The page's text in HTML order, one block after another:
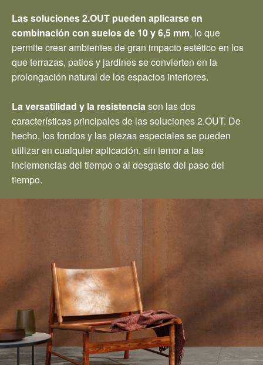
Las soluciones 2.OUT pueden aplicarse en
combinación con suelos de 10 y 6,5 mm, lo que
permite crear ambientes de gran impacto estético en los
que terrazas, patios y jardines se convierten en la
prolongación natural de los espacios interiores.
La versatilidad y la resistenciason las dos
características principales de las soluciones 2.OUT. De
hecho, los fondos y las piezas especiales se pueden
utilizar en cualquier aplicación, sin temor a las
inclemencias del tiempo o al desgaste del paso del
tiempo.